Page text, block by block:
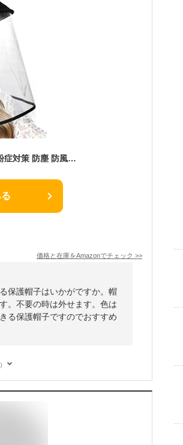
[TaiShan] ハット 保護帽子 紫外線対策 花粉症対策 防塵 防風 帽子 折りたたみ つば広 軽量 アウトドアフィッシャーマンハット (ブラック)
価格と在庫をAmazonでチェック >>
保護帽子はいかがですか。帽
。不要の時は外せます。色は
る保護帽子ですのでおすすめ